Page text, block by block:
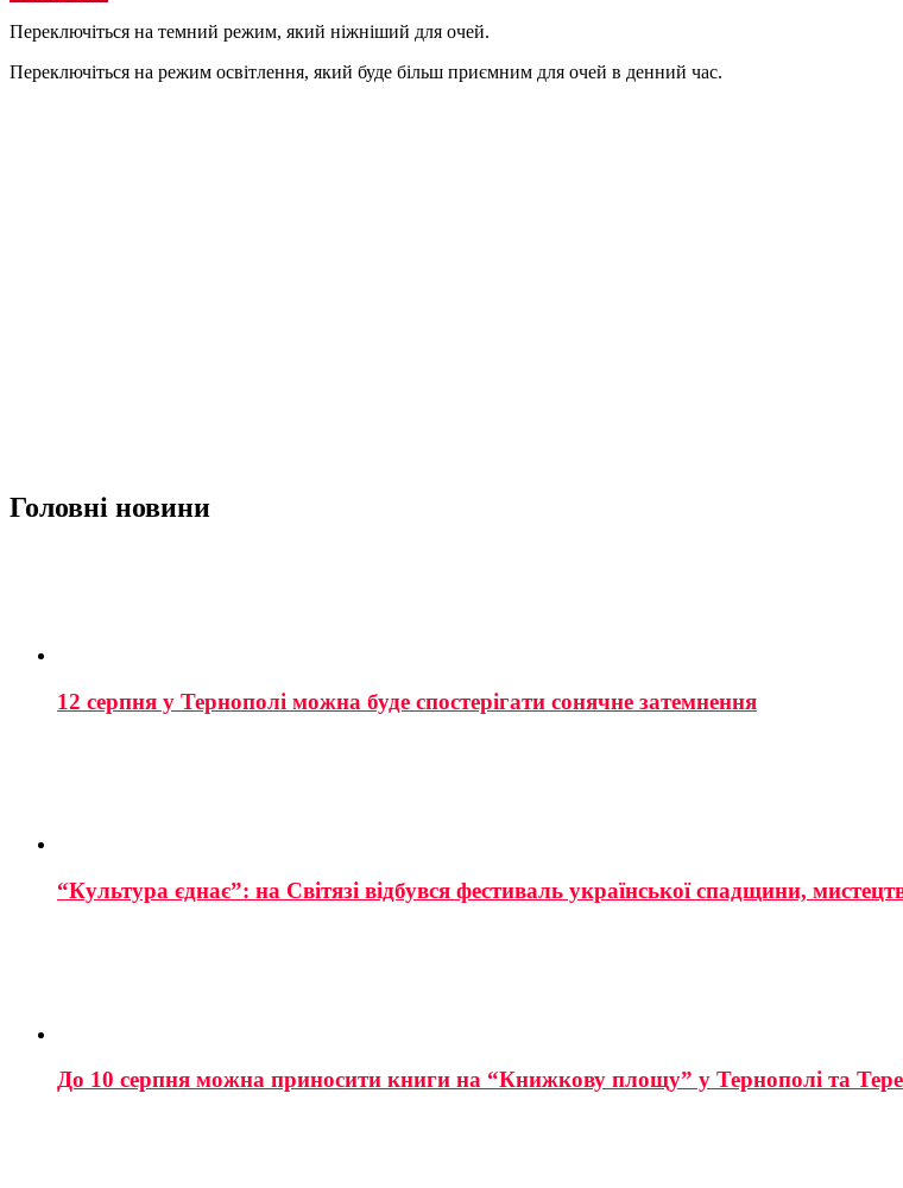
Переключіться на темний режим, який ніжніший для очей.
Переключіться на режим освітлення, який буде більш приємним для очей в денний час.
Головні новини
12 серпня у Тернополі можна буде спостерігати сонячне затемнення
“Культура єднає”: на Світязі відбувся фестиваль української спадщини,
До 10 серпня можна приносити книги на “Книжкову площу” у Тернополі та